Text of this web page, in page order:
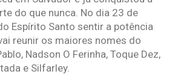
do que nunca. No dia 23 de
Espírito Santo sentir a potência
reunir os maiores nomes do
Nadson O Ferinha, Toque Dez,
e Silfarley.